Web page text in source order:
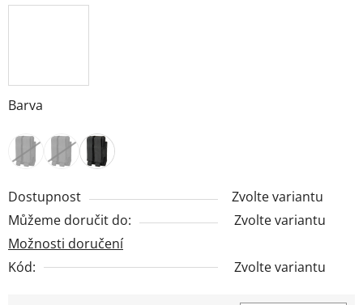
Barva
Dostupnost
Zvolte variantu
Můžeme doručit do:
Zvolte variantu
Možnosti doručení
Kód:
Zvolte variantu